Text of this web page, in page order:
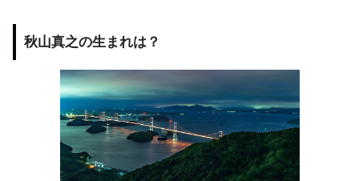
秋山真之の生まれは？